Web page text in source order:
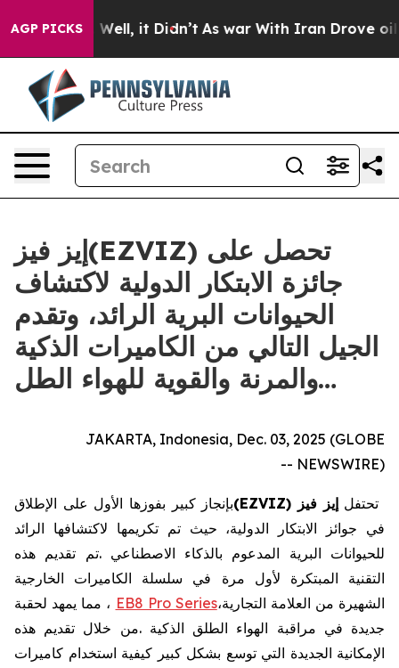
AGP PICKS
40%. Well, it Didn’t As war With Iran Drove oil
إيز فيز(EZVIZ) تحصل على
جائزة الابتكار الدولية لاكتشاف
الحيوانات البرية الرائد، وتقدم
الجيل التالي من الكاميرات الذكية
والمرنة والقوية للهواء الطل…
JAKARTA, Indonesia, Dec. 03, 2025 (GLOBE
NEWSWIRE) --
تحتفل إيز فيز (EZVIZ) بإنجاز كبير بفوزها الأول على الإطلاق
في جوائز الابتكار الدولية، حيث تم تكريمها لاكتشافها الرائد
للحيوانات البرية المدعوم بالذكاء الاصطناعي .تم تقديم هذه
التقنية
المبتكرة لأول مرة في سلسلة الكاميرات
الخارجية
الشهيرة من العلامة التجارية،EB8 Pro Series ، مما يمهد لحقبة
جديدة في مراقبة الهواء الطلق الذكية .من خلال تقديم هذه
الإمكانية الجديدة التي توسع بشكل كبير كيفية استخدام كاميرات